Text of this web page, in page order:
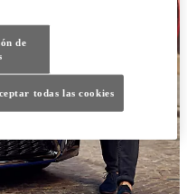
de
todas las cookies